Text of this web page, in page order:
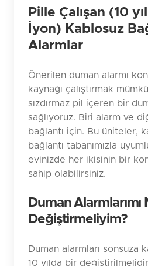
Pille Çalışan (10
İyon) Kablosuz
Alarmlar
Önerilen duman alarmı
kaynağı çalıştırmak
sızdırmaz pil içeren bir
sağlıyoruz. Biri alarm ve
bağlantı için. Bu üniteler,
bağlantı tabanımızla
evinizde her ikisinin bir
sahip olabilirsiniz.
Duman Alarmlarımı
Değiştirmeliyim?
Duman alarmları sonsuza
10 yılda bir